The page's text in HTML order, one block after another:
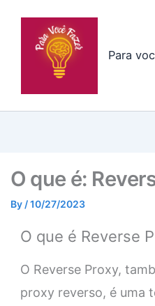
Para
O que é:
By /10/27/2023
O que é Reverse
O Reverse Proxy,
proxy reverso, é uma